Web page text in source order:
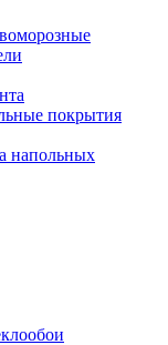
покрытия
напольных